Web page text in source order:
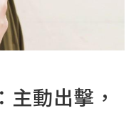
動出擊，